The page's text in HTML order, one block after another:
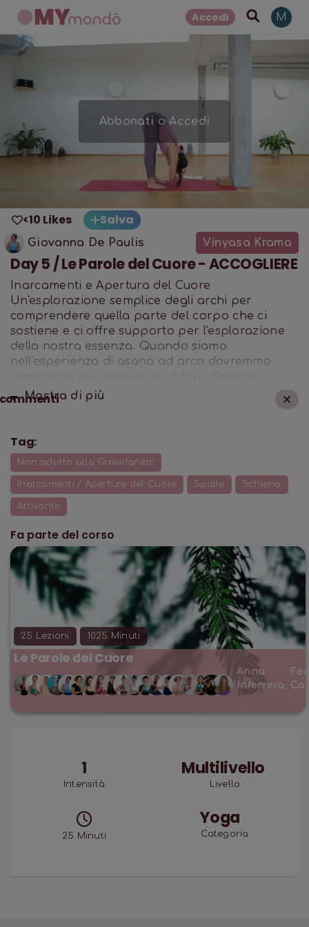
Accedi M
Abbonati oAccedi
<10 Likes Salva
Giovanna De Paulis Vinyasa Krama
Day 5 / Le Parole del Cuore - ACCOGLIERE
Inarcamenti e Apertura del Cuore
Un'esplorazione semplice degli archi per
comprendere quella parte del corpo che ci
sostiene e ci offre supporto per l'esplorazione
della nostra essenza. Quando siamo
nell'esperienza di asana ad arco dovremmo
siamo pieni del respiro, siamo pieni di
Mostra di più
Tag:
Non adatto alla Gravidanza!
Inarcamenti / Aperture del Cuore Spalle Schiena
Attivante
Fa parte del corso
25 Lezioni 1025 Minuti
Le Parole del Cuore
Anna
Inferrera
1
Intensità
Multilivello
Livello
25 Minuti
Yoga
Categoria